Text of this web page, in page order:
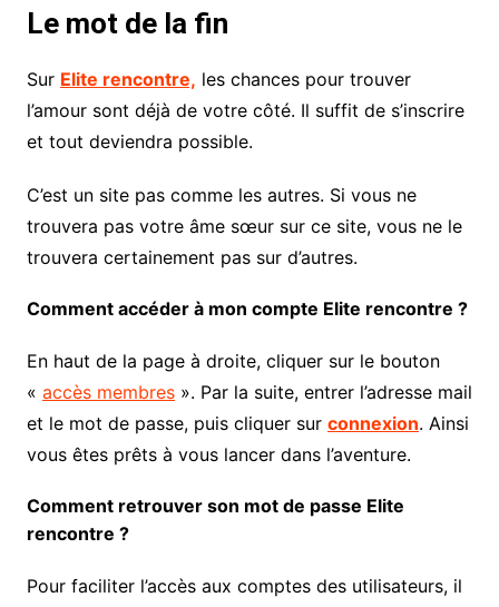
Le mot de la fin
Sur Elite rencontre, les chances pour trouver
l’amour sont déjà de votre côté. Il suffit de s’inscrire
et tout deviendra possible.
C’est un site pas comme les autres. Si vous ne
trouvera pas votre âme sœur sur ce site, vous ne le
trouvera certainement pas sur d’autres.
Comment accéder à mon compte Elite rencontre ?
En haut de la page à droite, cliquer sur le bouton
« accès membres». Par la suite, entrer l’adresse mail
et le mot de passe, puis cliquer sur connexion. Ainsi
vous êtes prêts à vous lancer dans l’aventure.
Comment retrouver son mot de passe Elite
rencontre ?
Pour faciliter l’accès aux comptes des utilisateurs, il